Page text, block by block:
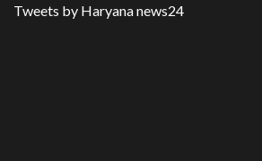
Tweets by Haryana news24